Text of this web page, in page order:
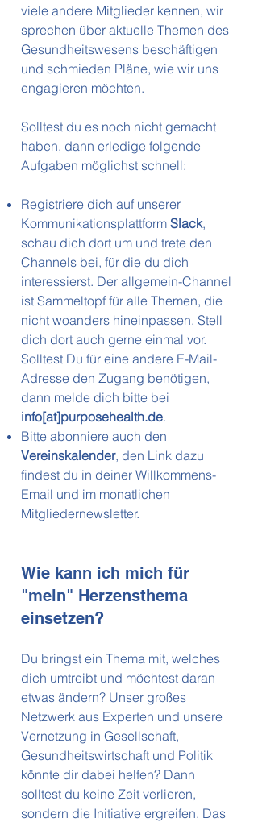
viele andere Mitglieder kennen, wir
sprechen über aktuelle Themen des
Gesundheitswesens beschäftigen
und schmieden Pläne, wie wir uns
engagieren möchten.
Solltest du es noch nicht gemacht
haben, dann erledige folgende
Aufgaben möglichst schnell:
Registriere dich auf unserer
Kommunikationsplattform Slack,
schau dich dort um und trete den
Channels bei, für die du dich
interessierst. Der allgemein-Channel
ist Sammeltopf für alle Themen, die
nicht woanders hineinpassen. Stell
dich dort auch gerne einmal vor.
Solltest Du für eine andere E-Mail-
Adresse den Zugang benötigen,
dann melde dich bitte bei
info[at]purposehealth.de.
Bitte abonniere auch den
Vereinskalender, den Link dazu
findest du in deiner Willkommens-
Email und im monatlichen
Mitgliedernewsletter.
Wie kann ich mich für
"mein" Herzensthema
einsetzen?
Du bringst ein Thema mit, welches
dich umtreibt und möchtest daran
etwas ändern? Unser großes
Netzwerk aus Experten und unsere
Vernetzung in Gesellschaft,
Gesundheitswirtschaft und Politik
könnte dir dabei helfen? Dann
solltest du keine Zeit verlieren,
sondern die Initiative ergreifen. Das